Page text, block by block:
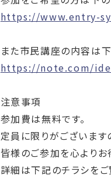
https://www.entry-
また市民講座の内容は
https://note.com/
注意事項
参加費は無料です。
定員に限りがございます
皆様のご参加を心よりお
詳細は下記のチラシをご